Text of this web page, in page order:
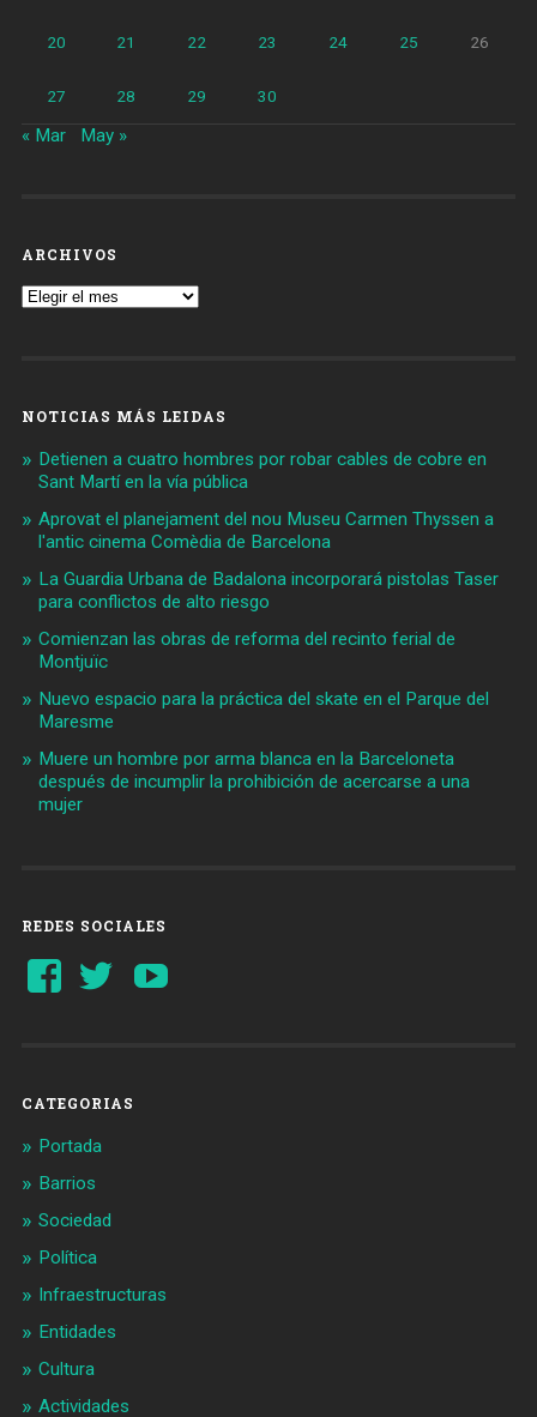
20 21 22 23 24 25 26
27 28 29 30
« Mar May »
ARCHIVOS
Archivos
NOTICIAS MÁS LEIDAS
Detienen a cuatro hombres por robar cables de cobre en
Sant Martí en la vía pública
Aprovat el planejament del nou Museu Carmen Thyssen a
l'antic cinema Comèdia de Barcelona
La Guardia Urbana de Badalona incorporará pistolas Taser
para conflictos de alto riesgo
Comienzan las obras de reforma del recinto ferial de
Montjuïc
Nuevo espacio para la práctica del skate en el Parque del
Maresme
Muere un hombre por arma blanca en la Barceloneta
después de incumplir la prohibición de acercarse a una
mujer
REDES SOCIALES
Ver
perfil
Ver
perfil
CATEGORIAS
Portada
Barrios
Sociedad
Política
Infraestructuras
Entidades
Cultura
Actividades